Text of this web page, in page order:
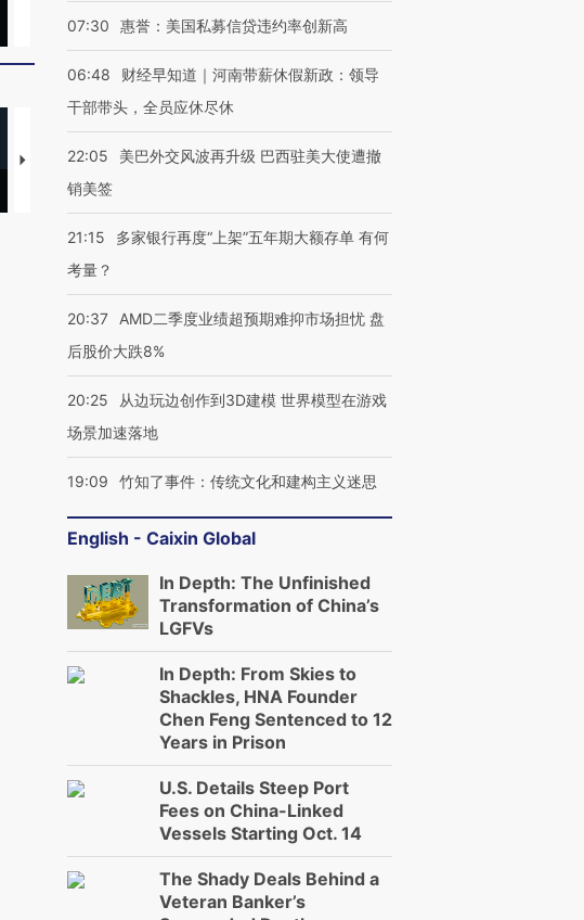
粒摇头丸 尿检体内含3种
泽连斯基密集出访美英 索
要防空导弹“救急”
【推广】走进第四届链博
会，让数智科技“链”接产
【商旅对话】华住集团
07:30 惠誉：美国私募信贷违约率创新高
06:48
财经早知道｜河南带薪休假新政：领导
干部带头，全员应休尽休
22:05
美巴外交风波再升级 巴西驻美大使遭撤
销美签
21:15
多家银行再度“上架”五年期大额存单 有何
考量？
20:37
AMD二季度业绩超预期难抑市场担忧 盘
后股价大跌8%
20:25
从边玩边创作到3D建模 世界模型在游戏
场景加速落地
19:09 竹知了事件：传统文化和建构主义迷思
English - Caixin Global
In Depth: The Unfinished
Transformation of China’s
LGFVs
In Depth: From Skies to
Shackles, HNA Founder
Chen Feng Sentenced to 12
Years in Prison
U.S. Details Steep Port
Fees on China-Linked
Vessels Starting Oct. 14
The Shady Deals Behind a
Veteran Banker’s